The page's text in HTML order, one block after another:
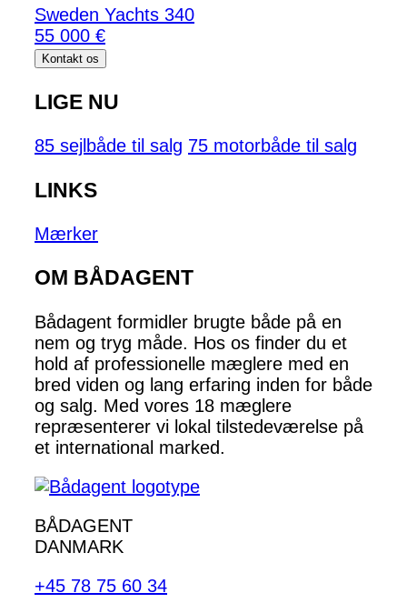
Sweden Yachts 340
55 000 €
Kontakt os
LIGE NU
85 sejlbåde til salg 75 motorbåde til salg
LINKS
Mærker
OM BÅDAGENT
Bådagent formidler brugte både på en
nem og tryg måde. Hos os finder du et
hold af professionelle mæglere med en
bred viden og lang erfaring inden for både
og salg. Med vores 18 mæglere
repræsenterer vi lokal tilstedeværelse på
et international marked.
BÅDAGENT
DANMARK
+45 78 75 60 34